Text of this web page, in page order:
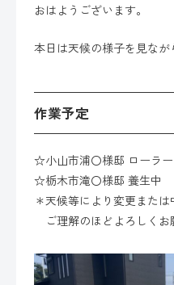
おはようございます。
本日は天候の様子を見なが
作業予定
☆小山市浦〇様邸 ローラ
☆栃木市滝〇様邸 養生中
＊天候等により変更または
ご理解のほどよろしくお